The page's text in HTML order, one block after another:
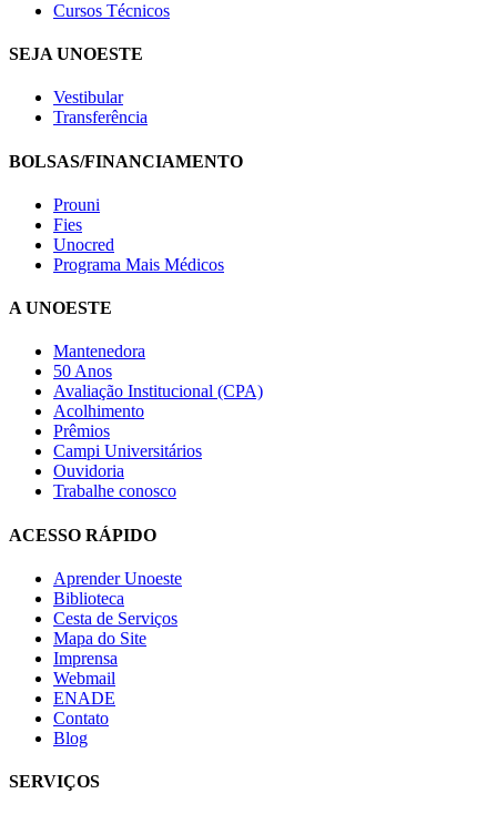
Cursos Técnicos
SEJA UNOESTE
Vestibular
Transferência
BOLSAS/FINANCIAMENTO
Prouni
Fies
Unocred
Programa Mais Médicos
A UNOESTE
Mantenedora
50 Anos
Avaliação Institucional (CPA)
Acolhimento
Prêmios
Campi Universitários
Ouvidoria
Trabalhe conosco
ACESSO RÁPIDO
Aprender Unoeste
Biblioteca
Cesta de Serviços
Mapa do Site
Imprensa
Webmail
ENADE
Contato
Blog
SERVIÇOS